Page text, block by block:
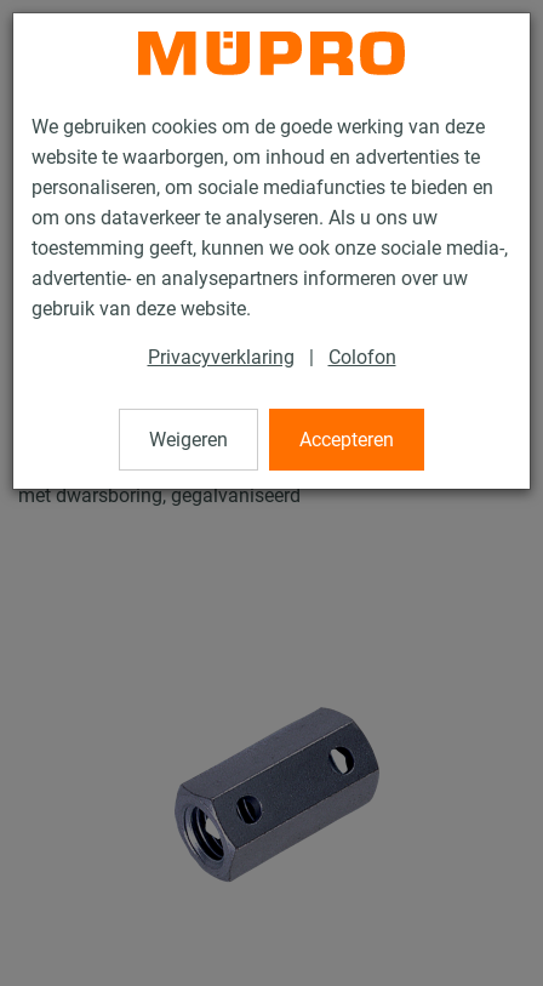
We gebruiken cookies om de goede werking van deze
website te waarborgen, om inhoud en advertenties te
personaliseren, om sociale mediafuncties te bieden en
om ons dataverkeer te analyseren. Als u ons uw
toestemming geeft, kunnen we ook onze sociale media-,
advertentie- en analysepartners informeren over uw
gebruik van deze website.
Privacyverklaring | Colofon
Weigeren Accepteren
Contact
Producten Bevestigingstechniek
Montagetoebehoren
Draadbussen met zeskant
Draadbussen met zeskant
met dwarsboring, gegalvaniseerd